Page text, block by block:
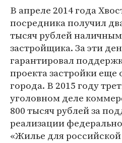
В апреле 2014 года
посредника получил
тысяч рублей
застройщика. За эти
гарантировал
проекта застройки еще
города. В 2015 году
уголовном деле
800 тысяч рублей за
реализации
«Жилье для